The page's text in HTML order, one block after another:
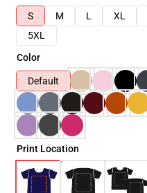
S
M L XL
5XL
Color
Default
Print Location